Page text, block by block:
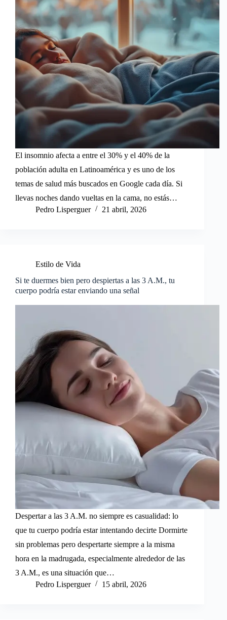
El insomnio afecta a entre el 30% y el 40% de la
población adulta en Latinoamérica y es uno de los
temas de salud más buscados en Google cada día. Si
llevas noches dando vueltas en la cama, no estás…
Pedro Lisperguer
21 abril, 2026
Estilo de Vida
Si te duermes bien pero despiertas a las 3 A.M., tu
cuerpo podría estar enviando una señal
Despertar a las 3 A.M. no siempre es casualidad: lo
que tu cuerpo podría estar intentando decirte Dormirte
sin problemas pero despertarte siempre a la misma
hora en la madrugada, especialmente alrededor de las
3 A.M., es una situación que…
Pedro Lisperguer
15 abril, 2026